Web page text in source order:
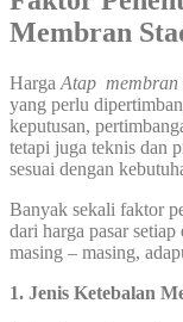
Membran
Harga Atap membran
yang perlu
keputusan,
tetapi juga teknis dan
sesuai dengan
Banyak sekali faktor
dari harga pasar
masing – masing,
1. Jenis Ketebalan